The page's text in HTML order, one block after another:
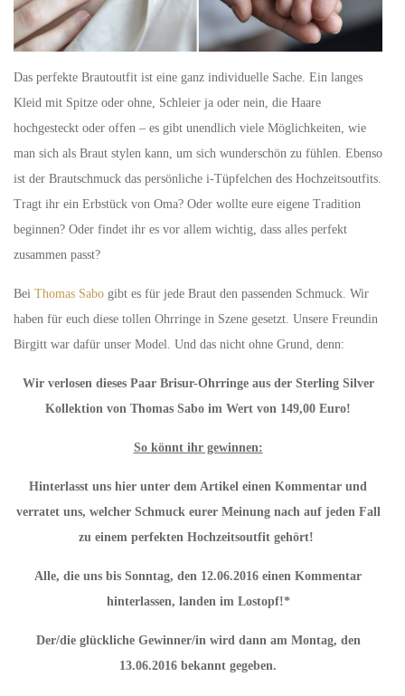
Das perfekte Brautoutfit ist eine ganz individuelle Sache. Ein langes
Kleid mit Spitze oder ohne, Schleier ja oder nein, die Haare
hochgesteckt oder offen – es gibt unendlich viele Möglichkeiten, wie
man sich als Braut stylen kann, um sich wunderschön zu fühlen. Ebenso
ist der Brautschmuck das persönliche i-Tüpfelchen des Hochzeitsoutfits.
Tragt ihr ein Erbstück von Oma? Oder wollte eure eigene Tradition
beginnen? Oder findet ihr es vor allem wichtig, dass alles perfekt
zusammen passt?
Bei Thomas Sabo gibt es für jede Braut den passenden Schmuck. Wir
haben für euch diese tollen Ohrringe in Szene gesetzt. Unsere Freundin
Birgitt war dafür unser Model. Und das nicht ohne Grund, denn:
Wir verlosen dieses Paar Brisur-Ohrringe aus der Sterling Silver
Kollektion von Thomas Sabo im Wert von 149,00 Euro!
So könnt ihr gewinnen:
Hinterlasst uns hier unter dem Artikel einen Kommentar und
verratet uns, welcher Schmuck eurer Meinung nach auf jeden Fall
zu einem perfekten Hochzeitsoutfit gehört!
Alle, die uns bis Sonntag, den 12.06.2016 einen Kommentar
hinterlassen, landen im Lostopf!*
Der/die glückliche Gewinner/in wird dann am Montag, den
13.06.2016 bekannt gegeben.